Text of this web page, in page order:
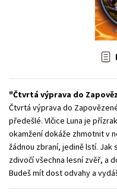
Čtvrtá výprava do
Čtvrtá výprava do
předešlé. Vlčice Luna je
okamžení dokáže zhmotnit v
žádnou zbraní, jedině lstí. Jak
zdivočí všechna lesní zvěř, a
Budeš mít dost odvahy a